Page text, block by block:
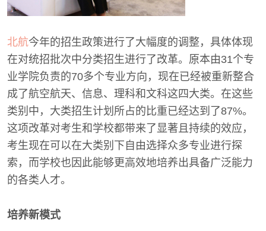
北航今年的招生政策进行了大幅度的调整，具体体现
在对统招批次中分类招生进行了改革。原本由31个专
业学院负责的70多个专业方向，现在已经被重新整合
成了航空航天、信息、理科和文科这四大类。在这些
类别中，大类招生计划所占的比重已经达到了87%。
这项改革对考生和学校都带来了显著且持续的效应，
考生现在可以在大类别下自由选择众多专业进行探
索，而学校也因此能够更高效地培养出具备广泛能力
的各类人才。
培养新模式